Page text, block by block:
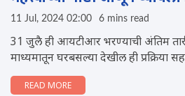
11 Jul, 2024 02:00 6 mins read
31 जुलै ही आयटीआर भरण्याची अंतिम
माध्यमातून घरबसल्या देखील ही प्रक्रिया
READ MORE